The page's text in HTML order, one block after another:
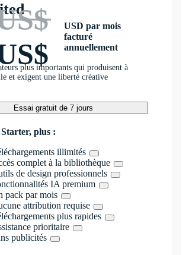
USD par mois
facturé
annuellement
plus importants qui produisent à
et exigent une liberté créative
Essai gratuit de 7 jours
plus :
illimités
complet à la bibliothèque
de design professionnels
IA premium
pack par mois
attribution requise
plus rapides
prioritaire
publicités